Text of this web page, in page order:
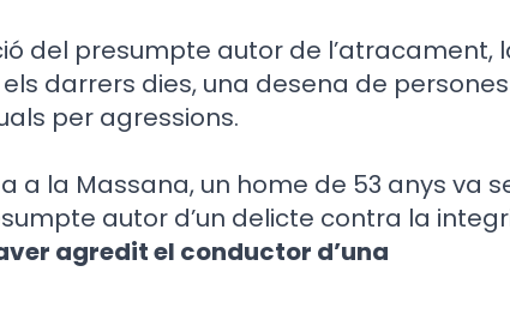
del presumpte autor de l’atracament,
darrers dies, una desena de persones
per agressions.
a la Massana, un home de 53 anys va
autor d’un delicte contra la
agredit el conductor d’una